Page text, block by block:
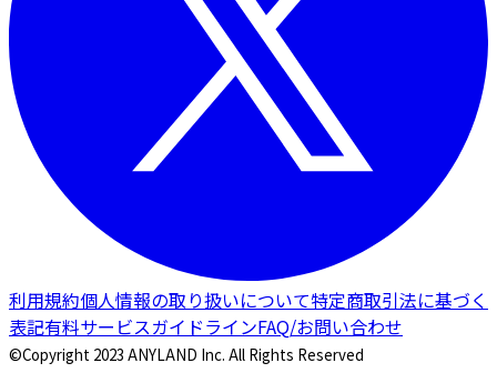
利用規約個人情報の取り扱いについて特定商取引法に基づく
表記有料サービスガイドラインFAQ/お問い合わせ
©Copyright 2023 ANYLAND Inc. All Rights Reserved